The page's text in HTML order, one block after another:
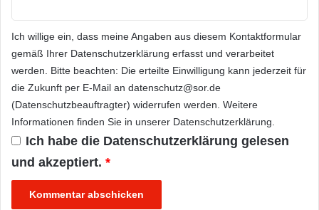
Ich willige ein, dass meine Angaben aus diesem Kontaktformular
gemäß Ihrer Datenschutzerklärung erfasst und verarbeitet
werden. Bitte beachten: Die erteilte Einwilligung kann jederzeit für
die Zukunft per E-Mail an datenschutz@sor.de
(Datenschutzbeauftragter) widerrufen werden. Weitere
Informationen finden Sie in unserer Datenschutzerklärung
Ich habe die Datenschutzerklärung gelesen
und akzeptiert. *